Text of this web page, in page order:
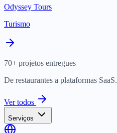
Odyssey Tours
Turismo
70+ projetos entregues
De restaurantes a plataformas SaaS.
Ver todos
Serviços